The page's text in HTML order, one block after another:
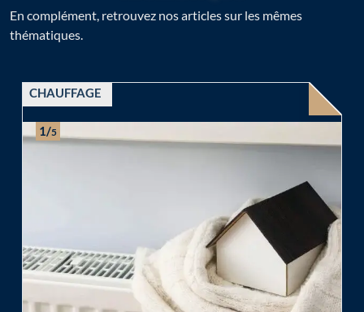
En complément, retrouvez nos articles sur les mêmes
thématiques.
CHAUFFAGE
1/5